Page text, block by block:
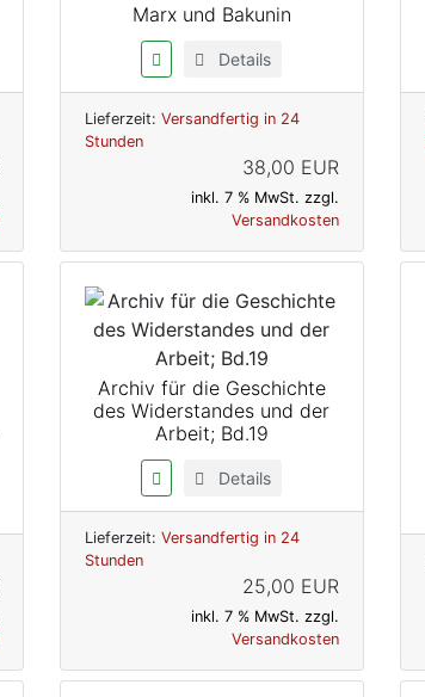
Marx und Bakunin
Details
Lieferzeit: Versandfertig in 24
Stunden
38,00 EUR
inkl. 7 % MwSt. zzgl.
Versandkosten
Archiv für die Geschichte
des Widerstandes und der
Arbeit; Bd.19
Details
Lieferzeit: Versandfertig in 24
Stunden
25,00 EUR
inkl. 7 % MwSt. zzgl.
Versandkosten